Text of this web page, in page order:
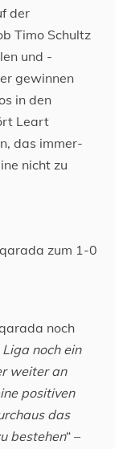
der
Timo Schultz
und -
gewinnen
in den
Leart
das immer-
nicht zu
zum 1-0
noch
noch ein
weiter an
positiven
das
bestehen“ –